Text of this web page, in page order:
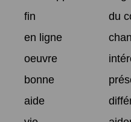
fin
du
en ligne
oeuvre
bonne
aide